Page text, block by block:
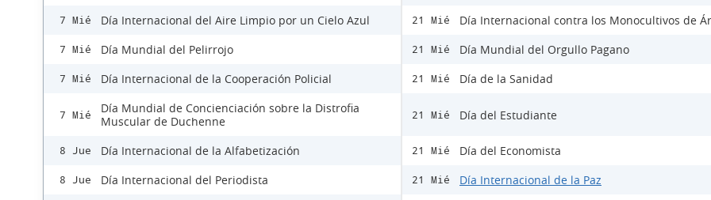
7 Mié Día Internacional del Aire Limpio por un Cielo Azul
7 Mié Día Mundial del Pelirrojo
7 Mié Día Internacional de la Cooperación Policial
7 Mié
Día Mundial de Concienciación sobre la Distrofia
Muscular de Duchenne
8 Jue Día Internacional de la Alfabetización
8 Jue Día Internacional del Periodista
21 Mié Día Internacional contra los Monocultivos de
21 Mié Día Mundial del Orgullo Pagano
21 Mié Día de la Sanidad
21 Mié Día del Estudiante
21 Mié Día del Economista
21 Mié Día Internacional de la Paz